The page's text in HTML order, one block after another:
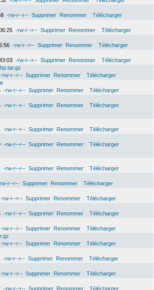
-rw-r--r-- Supprimer Renommer
Télécharger
-rw-r--r-- Supprimer Renommer
Télécharger
-rw-r--r-- Supprimer Renommer
Télécharger
-rw-r--r-- Supprimer Renommer
Télécharger
-rw-r--r-- Supprimer Renommer
Télécharger
-rw-r--r-- Supprimer Renommer
Télécharger
-rw-r--r-- Supprimer Renommer
Télécharger
-rw-r--r-- Supprimer Renommer
Télécharger
-rw-r--r-- Supprimer Renommer
Télécharger
-rw-r--r-- Supprimer Renommer
Télécharger
r--r-- Supprimer Renommer
Télécharger
-rw-r--r-- Supprimer Renommer
Télécharger
-rw-r--r-- Supprimer Renommer
Télécharger
-rw-r--r-- Supprimer Renommer
Télécharger
-rw-r--r-- Supprimer Renommer
Télécharger
-rw-r--r-- Supprimer Renommer
Télécharger
-rw-r--r-- Supprimer Renommer
Télécharger
-rw-r--r-- Supprimer Renommer
Télécharger